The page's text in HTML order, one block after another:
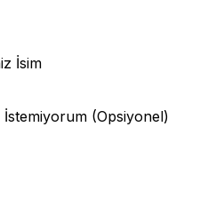
İsim
İstemiyorum (Opsiyonel)